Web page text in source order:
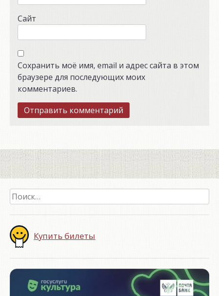
Сайт
Сохранить моё имя, email и адрес сайта в этом
браузере для последующих моих
комментариев.
Найти:
Купить билеты